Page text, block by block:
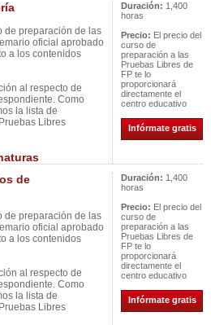
de preparación de las
oficial aprobado
a los contenidos
al respecto de
Como
la lista de
Libres
Duración: 1,400
horas
Precio: El precio del
curso de
preparación a las
Pruebas Libres de
FP te lo
proporcionará
directamente el
centro educativo
Infórmate gratis
de
de preparación de las
oficial aprobado
a los contenidos
al respecto de
Como
la lista de
Libres
Duración: 1,400
horas
Precio: El precio del
curso de
preparación a las
Pruebas Libres de
FP te lo
proporcionará
directamente el
centro educativo
Infórmate gratis